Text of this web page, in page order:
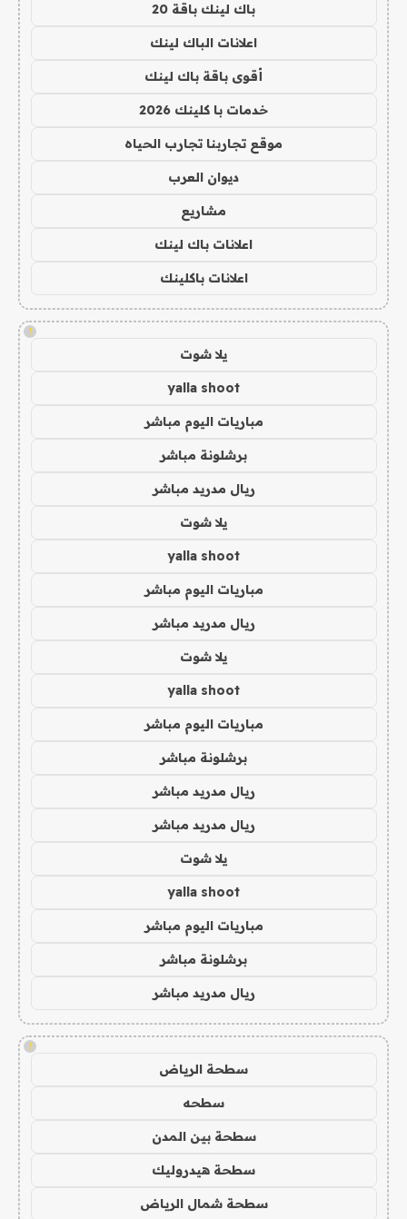
باك لينك باقة 20
اعلانات الباك لينك
أقوى باقة باك لينك
خدمات با كلينك 2026
موقع تجاربنا تجارب الحياه
ديوان العرب
مشاريع
اعلانات باك لينك
اعلانات باكلينك
!
يلا شوت
yalla shoot
مباريات اليوم مباشر
برشلونة مباشر
ريال مدريد مباشر
يلا شوت
yalla shoot
مباريات اليوم مباشر
ريال مدريد مباشر
يلا شوت
yalla shoot
مباريات اليوم مباشر
برشلونة مباشر
ريال مدريد مباشر
ريال مدريد مباشر
يلا شوت
yalla shoot
مباريات اليوم مباشر
برشلونة مباشر
ريال مدريد مباشر
!
سطحة الرياض
سطحه
سطحة بين المدن
سطحة هيدروليك
سطحة شمال الرياض